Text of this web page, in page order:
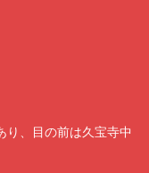
り、目の前は久宝寺中